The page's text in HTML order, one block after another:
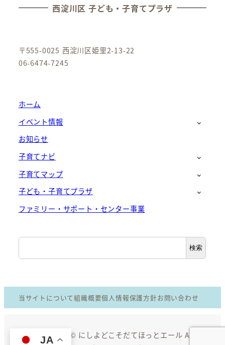
西淀川区 子ども・子育てプラザ
〒555-0025 西淀川区姫里2-13-22
06-6474-7245
ホーム
イベント情報
お知らせ
子育てナビ
子育てマップ
子ども・子育てプラザ
ファミリー・サポート・センター事業
検
索
検索
当サイトについて組織概要個人情報保護方針お問い合わせ
Copyright © にしよどこそだてほっとエール All
JA